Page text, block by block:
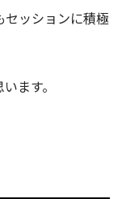
セッションに積極
ます。